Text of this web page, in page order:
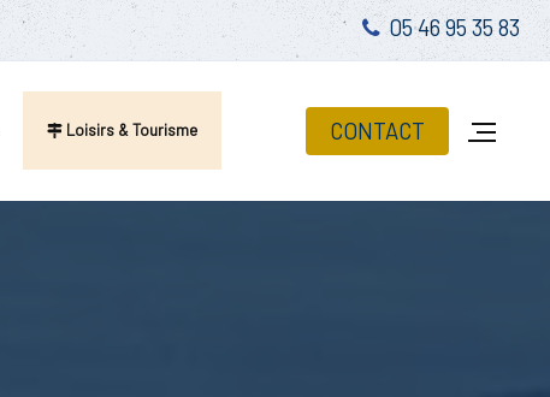
05 46 95 35 83
Loisirs & Tourisme CONTACT